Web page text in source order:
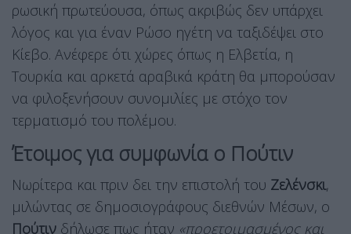
ρωσική πρωτεύουσα, όπως ακριβώς δεν υπάρχει
λόγος και για έναν Ρώσο ηγέτη να ταξιδέψει στο
Κίεβο. Ανέφερε ότι χώρες όπως η Ελβετία, η
Τουρκία και αρκετά αραβικά κράτη θα μπορούσαν
να φιλοξενήσουν συνομιλίες με στόχο τον
τερματισμό του πολέμου.
Έτοιμος για συμφωνία ο Πούτιν
Νωρίτερα και πριν δει την επιστολή του Ζελένσκι,
μιλώντας σε δημοσιογράφους διεθνών Μέσων, ο
Πούτιν δήλωσε πως ήταν «προετοιμασμένος και